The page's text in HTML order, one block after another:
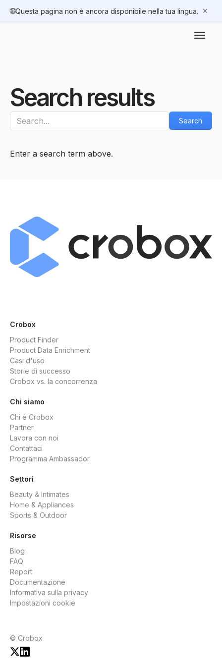
🌐Questa pagina non è ancora disponibile nella tua lingua. ✕
Search results
Enter a search term above.
Crobox
Product Finder
Product Data Enrichment
Casi d'uso
Storie di successo
Crobox vs. la concorrenza
Chi siamo
Chi è Crobox
Partner
Lavora con noi
Contattaci
Programma Ambassador
Settori
Beauty & Intimates
Home & Appliances
Sports & Outdoor
Risorse
Blog
FAQ
Report
Documentazione
Informativa sulla privacy
Impostazioni cookie
© Crobox